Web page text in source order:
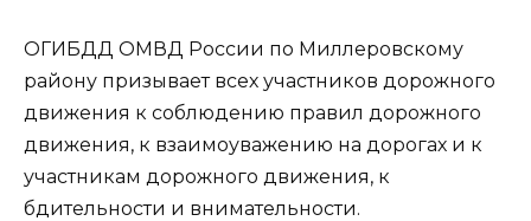
ОГИБДД ОМВД России по Миллеровскому
району призывает всех участников дорожного
движения к соблюдению правил дорожного
движения, к взаимоуважению на дорогах и к
участникам дорожного движения, к
бдительности и внимательности.